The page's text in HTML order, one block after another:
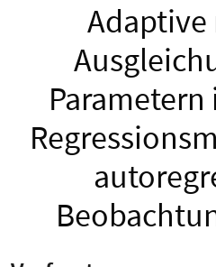
Adaptive